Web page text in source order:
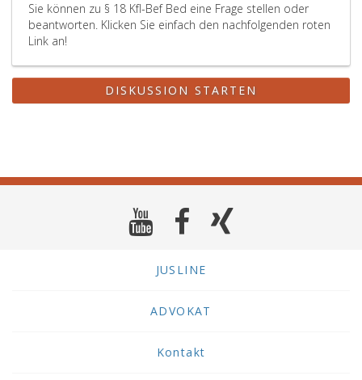
Sie können zu § 18 Kfl-Bef Bed eine Frage stellen oder
beantworten. Klicken Sie einfach den nachfolgenden roten
Link an!
DISKUSSION STARTEN
JUSLINE
ADVOKAT
Kontakt